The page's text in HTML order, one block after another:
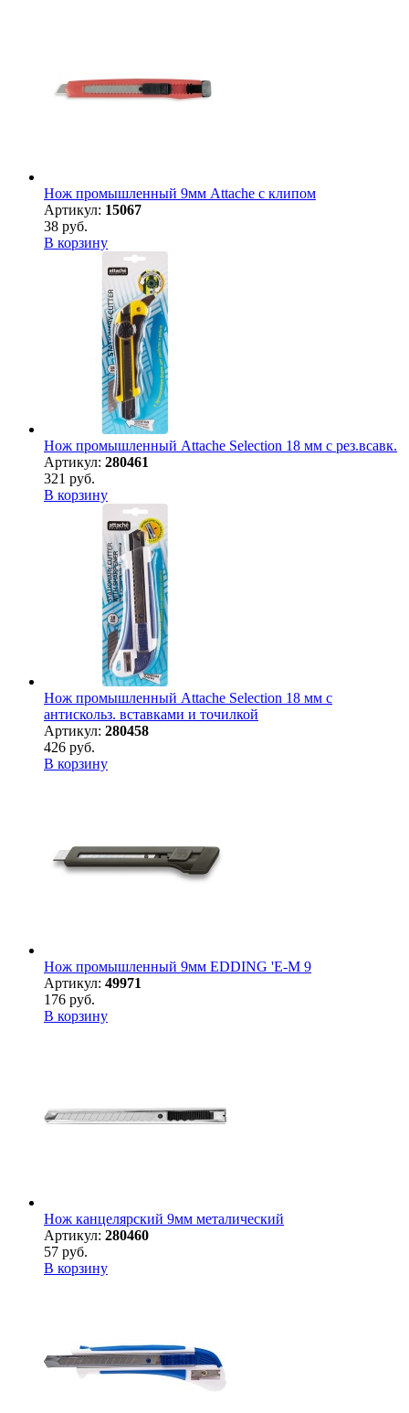
Нож промышленный 9мм Attache с клипом
Артикул: 15067
38 руб.
В корзину
Нож промышленный Attache Selection 18 мм с рез.всавк.
Артикул: 280461
321 руб.
В корзину
Нож промышленный Attache Selection 18 мм с
антискольз. вставками и точилкой
Артикул: 280458
426 руб.
В корзину
Нож промышленный 9мм EDDING 'E-M 9
Артикул: 49971
176 руб.
В корзину
Нож канцелярский 9мм металический
Артикул: 280460
57 руб.
В корзину